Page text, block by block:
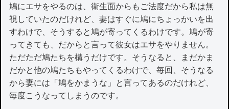
鳩にエサをやるのは、衛生面からもご法度だから私は無
視していたのだけれど、妻はすぐに鳩にちょっかいを出
すわけで、そうすると鳩が寄ってくるわけです。鳩が寄
ってきても、だからと言って彼女はエサをやりません。
ただただ鳩たちを構うだけです。そうなると、まだかま
だかと他の鳩たちもやってくるわけで、毎回、そうなる
から妻には「鳩をかまうな」と言ってあるのだけれど、
毎度こうなってしまうのです。